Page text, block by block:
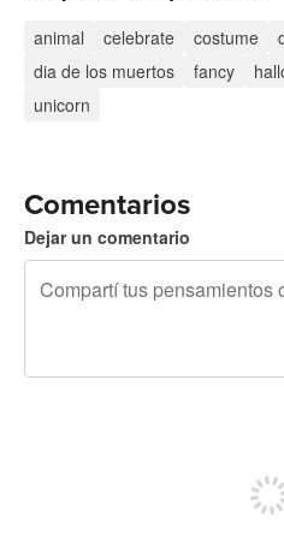
animal celebrate costume
dia de los muertos
fancy
unicorn
Comentarios
Dejar un comentario